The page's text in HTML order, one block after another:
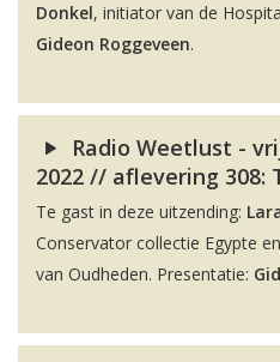
Donkel, initiator van de
Gideon Roggeveen.
Radio Weetlust -
2022 // aflevering 308:
Te gast in deze uitzending:
Conservator collectie Egypte
van Oudheden. Presentatie: